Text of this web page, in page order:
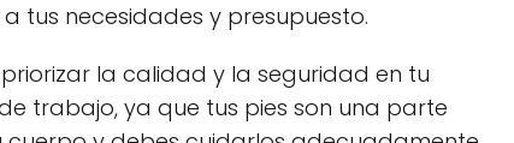
tus necesidades y presupuesto.
la calidad y la seguridad en tu
trabajo, ya que tus pies son una parte